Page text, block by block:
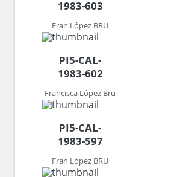
1983-603
Fran López BRU
PI5-CAL-
1983-602
Francisca López Bru
PI5-CAL-
1983-597
Fran López BRU